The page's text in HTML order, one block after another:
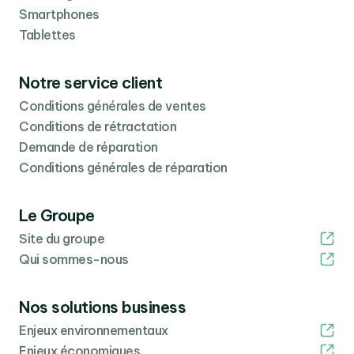
Smartphones
Tablettes
Notre service client
Conditions générales de ventes
Conditions de rétractation
Demande de réparation
Conditions générales de réparation
Le Groupe
Site du groupe
Qui sommes-nous
Nos solutions business
Enjeux environnementaux
Enjeux économiques